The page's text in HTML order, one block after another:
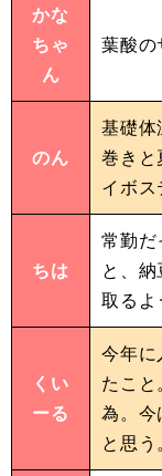
かな
ちゃ
ん
葉酸の
のん
基礎体
巻きと
イボ
ちは
常勤だ
と、
取るよ
くい
ーる
今年に
たこ
為。今
と思う